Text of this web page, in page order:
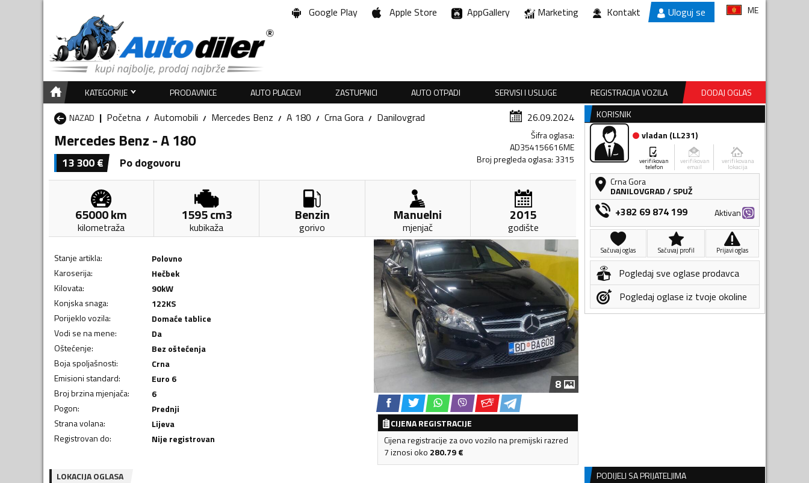
Google Play Apple Store AppGallery Marketing Kontakt Uloguj se ME
KATEGORIJE PRODAVNICE AUTO PLACEVI ZASTUPNICI AUTO OTPADI SERVISI I USLUGE REGISTRACIJA VOZILA
DODAJ OGLAS
NAZAD
Početna Automobili Mercedes Benz A 180 Crna Gora Danilovgrad 26.09.2024
Mercedes Benz - A 180
13 300€ Po dogovoru
Šifra oglasa:
AD354156616ME
Broj pregleda oglasa: 3315
65000km
kilometraža
1595cm3
kubikaža
Benzin
gorivo
Manuelni
mjenjač
2015
godište
Stanje artikla:
Polovno
Karoserija:
Hečbek
Kilovata: 90kW
Konjska snaga: 122KS
Porijeklo vozila:
Domaće tablice
Vodi se na mene:
Da
Oštećenje:
Bez oštećenja
Boja spoljašnosti:
Crna
Emisioni standard:
Euro 6
Broj brzina mjenjača:
6
Pogon:
Prednji
Strana volana:
Lijeva
Registrovan do: Nije registrovan
8
CIJENA REGISTRACIJE
Cijena registracije za ovo vozilo na premijski razred
7 iznosi oko 280.79€
LOKACIJA OGLASA
KORISNIK
vladan (LL231)
verifikovan
telefon
verifikovan
email
verifikovana
lokacija
Crna Gora
DANILOVGRAD/ SPUŽ
+382 69 874 199 Aktivan
Sačuvaj oglas Sačuvaj profil Prijavi oglas
Pogledaj sve oglase prodavca
Pogledaj oglase iz tvoje okoline
PODIJELI SA PRIJATELJIMA